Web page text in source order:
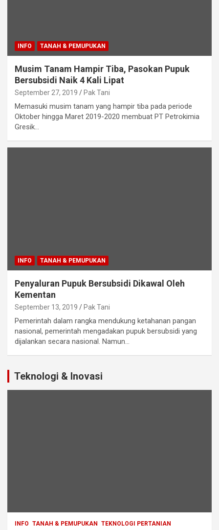
INFO TANAH & PEMUPUKAN
Musim Tanam Hampir Tiba, Pasokan Pupuk
Bersubsidi Naik 4 Kali Lipat
September 27, 2019 Pak Tani
Memasuki musim tanam yang hampir tiba pada periode
Oktober hingga Maret 2019-2020 membuat PT Petrokimia
Gresik…
INFO TANAH & PEMUPUKAN
Penyaluran Pupuk Bersubsidi Dikawal Oleh
Kementan
September 13, 2019 Pak Tani
Pemerintah dalam rangka mendukung ketahanan pangan
nasional, pemerintah mengadakan pupuk bersubsidi yang
dijalankan secara nasional. Namun…
Teknologi & Inovasi
INFO TANAH & PEMUPUKAN TEKNOLOGI PERTANIAN